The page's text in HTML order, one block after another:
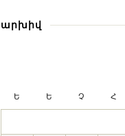
արխիվ
Ե Ե Չ Հ